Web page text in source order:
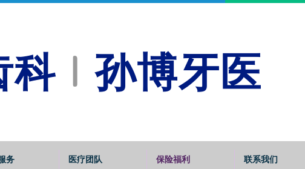
科 l 孙博牙医
务 医疗团队 保险福利 联系我们